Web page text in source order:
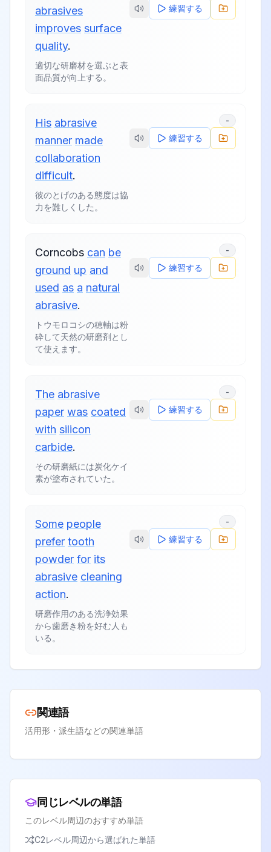
abrasives
improves surface
quality.
適切な研磨材を選ぶと表
面品質が向上する。
練習する
His abrasive
manner made
collaboration
difficult.
彼のとげのある態度は協
力を難しくした。
-
練習する
Corncobs can be
ground up and
used as a natural
abrasive.
トウモロコシの穂軸は粉
砕して天然の研磨剤とし
て使えます。
-
練習する
The abrasive
paper was coated
with silicon
carbide.
その研磨紙には炭化ケイ
素が塗布されていた。
-
練習する
Some people
prefer tooth
powder for its
abrasive cleaning
action.
研磨作用のある洗浄効果
から歯磨き粉を好む人も
いる。
-
練習する
関連語
活用形・派生語などの関連単語
同じレベルの単語
このレベル周辺のおすすめ単語
C2レベル周辺から選ばれた単語